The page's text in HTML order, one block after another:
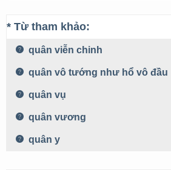
* Từ tham khảo:
quân viễn chinh
quân vô tướng như hổ vô đầu
quân vụ
quân vương
quân y